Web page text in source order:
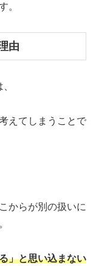
。
由
えてしまうことで
からが別の扱いに
」と思い込まない